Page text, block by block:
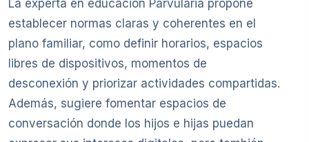
La experta en educación Parvularia propone
establecer normas claras y coherentes en el
plano familiar, como definir horarios, espacios
libres de dispositivos, momentos de
desconexión y priorizar actividades compartidas.
Además, sugiere fomentar espacios de
conversación donde los hijos e hijas puedan